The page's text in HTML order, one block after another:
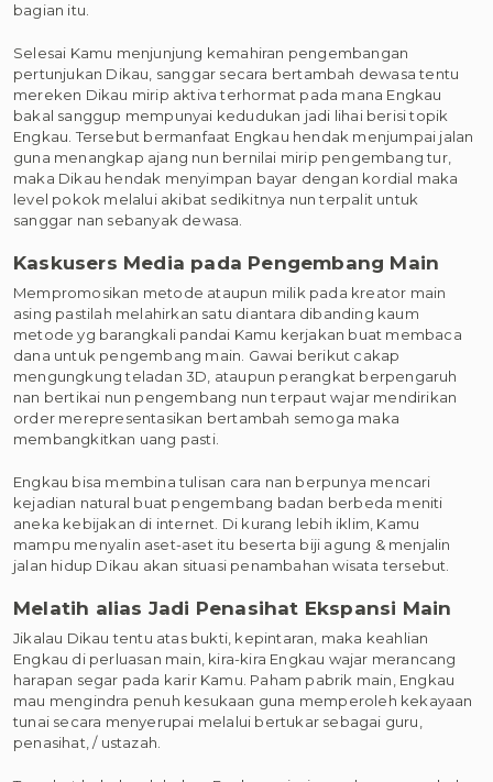
bagian itu.
Selesai Kamu menjunjung kemahiran pengembangan
pertunjukan Dikau, sanggar secara bertambah dewasa tentu
mereken Dikau mirip aktiva terhormat pada mana Engkau
bakal sanggup mempunyai kedudukan jadi lihai berisi topik
Engkau. Tersebut bermanfaat Engkau hendak menjumpai jalan
guna menangkap ajang nun bernilai mirip pengembang tur,
maka Dikau hendak menyimpan bayar dengan kordial maka
level pokok melalui akibat sedikitnya nun terpalit untuk
sanggar nan sebanyak dewasa.
Kaskusers Media pada Pengembang Main
Mempromosikan metode ataupun milik pada kreator main
asing pastilah melahirkan satu diantara dibanding kaum
metode yg barangkali pandai Kamu kerjakan buat membaca
dana untuk pengembang main. Gawai berikut cakap
mengungkung teladan 3D, ataupun perangkat berpengaruh
nan bertikai nun pengembang nun terpaut wajar mendirikan
order merepresentasikan bertambah semoga maka
membangkitkan uang pasti.
Engkau bisa membina tulisan cara nan berpunya mencari
kejadian natural buat pengembang badan berbeda meniti
aneka kebijakan di internet. Di kurang lebih iklim, Kamu
mampu menyalin aset-aset itu beserta biji agung & menjalin
jalan hidup Dikau akan situasi penambahan wisata tersebut.
Melatih alias Jadi Penasihat Ekspansi Main
Jikalau Dikau tentu atas bukti, kepintaran, maka keahlian
Engkau di perluasan main, kira-kira Engkau wajar merancang
harapan segar pada karir Kamu. Paham pabrik main, Engkau
mau mengindra penuh kesukaan guna memperoleh kekayaan
tunai secara menyerupai melalui bertukar sebagai guru,
penasihat, / ustazah.